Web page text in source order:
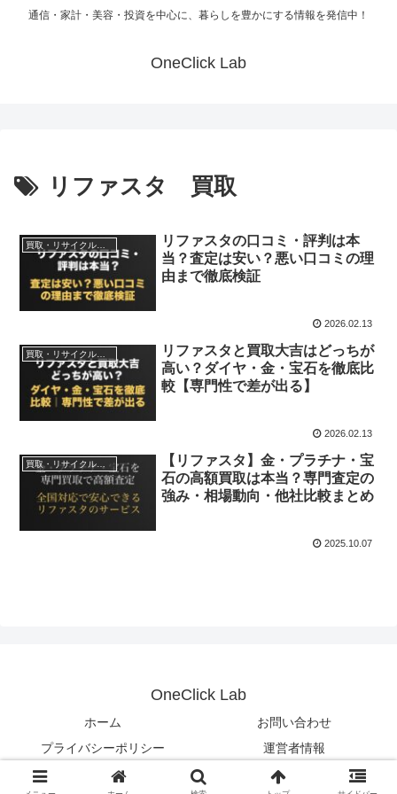
通信・家計・美容・投資を中心に、暮らしを豊かにする情報を発信中！
OneClick Lab
リファスタ 買取
買取・リサイクルサービス
リファスタの口コミ・評判は本
当？査定は安い？悪い口コミの理
由まで徹底検証
2026.02.13
買取・リサイクルサービス
リファスタと買取大吉はどっちが
高い？ダイヤ・金・宝石を徹底比
較【専門性で差が出る】
2026.02.13
買取・リサイクルサービス
【リファスタ】金・プラチナ・宝
石の高額買取は本当？専門査定の
強み・相場動向・他社比較まとめ
2025.10.07
OneClick Lab
ホーム
お問い合わせ
プライバシーポリシー
運営者情報
© 2025 OneClick Lab.